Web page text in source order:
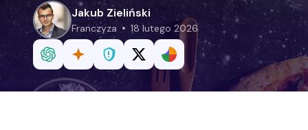
Jakub Zieliński
franczyza 18 lutego 2026